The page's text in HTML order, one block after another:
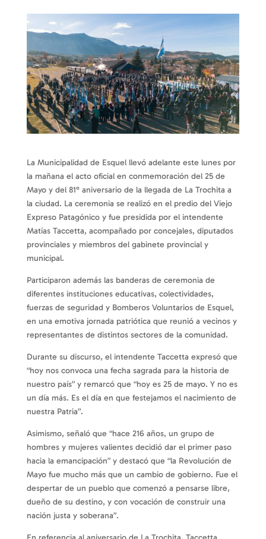
La Municipalidad de Esquel llevó adelante este lunes por
la mañana el acto oficial en conmemoración del 25 de
Mayo y del 81° aniversario de la llegada de La Trochita a
la ciudad. La ceremonia se realizó en el predio del Viejo
Expreso Patagónico y fue presidida por el intendente
Matías Taccetta, acompañado por concejales, diputados
provinciales y miembros del gabinete provincial y
municipal.
Participaron además las banderas de ceremonia de
diferentes instituciones educativas, colectividades,
fuerzas de seguridad y Bomberos Voluntarios de Esquel,
en una emotiva jornada patriótica que reunió a vecinos y
representantes de distintos sectores de la comunidad.
Durante su discurso, el intendente Taccetta expresó que
“hoy nos convoca una fecha sagrada para la historia de
nuestro país” y remarcó que “hoy es 25 de mayo. Y no es
un día más. Es el día en que festejamos el nacimiento de
nuestra Patria”.
Asimismo, señaló que “hace 216 años, un grupo de
hombres y mujeres valientes decidió dar el primer paso
hacia la emancipación” y destacó que “la Revolución de
Mayo fue mucho más que un cambio de gobierno. Fue el
despertar de un pueblo que comenzó a pensarse libre,
dueño de su destino, y con vocación de construir una
nación justa y soberana”.